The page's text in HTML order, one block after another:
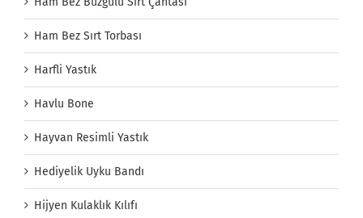
Ham Bez Sırt Torbası
Harfli Yastık
Havlu Bone
Hayvan Resimli Yastık
Hediyelik Uyku Bandı
Hijyen Kulaklık Kılıfı